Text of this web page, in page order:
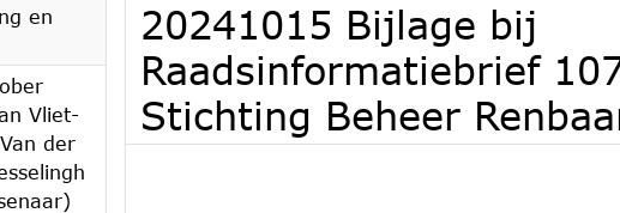
en
Vliet-
der
20241015 Bijlage bij
Raadsinformatiebrief
Stichting Beheer